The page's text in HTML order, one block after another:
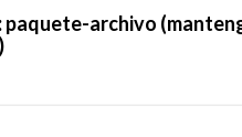
archivo